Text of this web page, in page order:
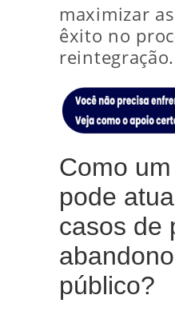
maximizar
êxito no
reintegração.
Como
pode
casos de
público?